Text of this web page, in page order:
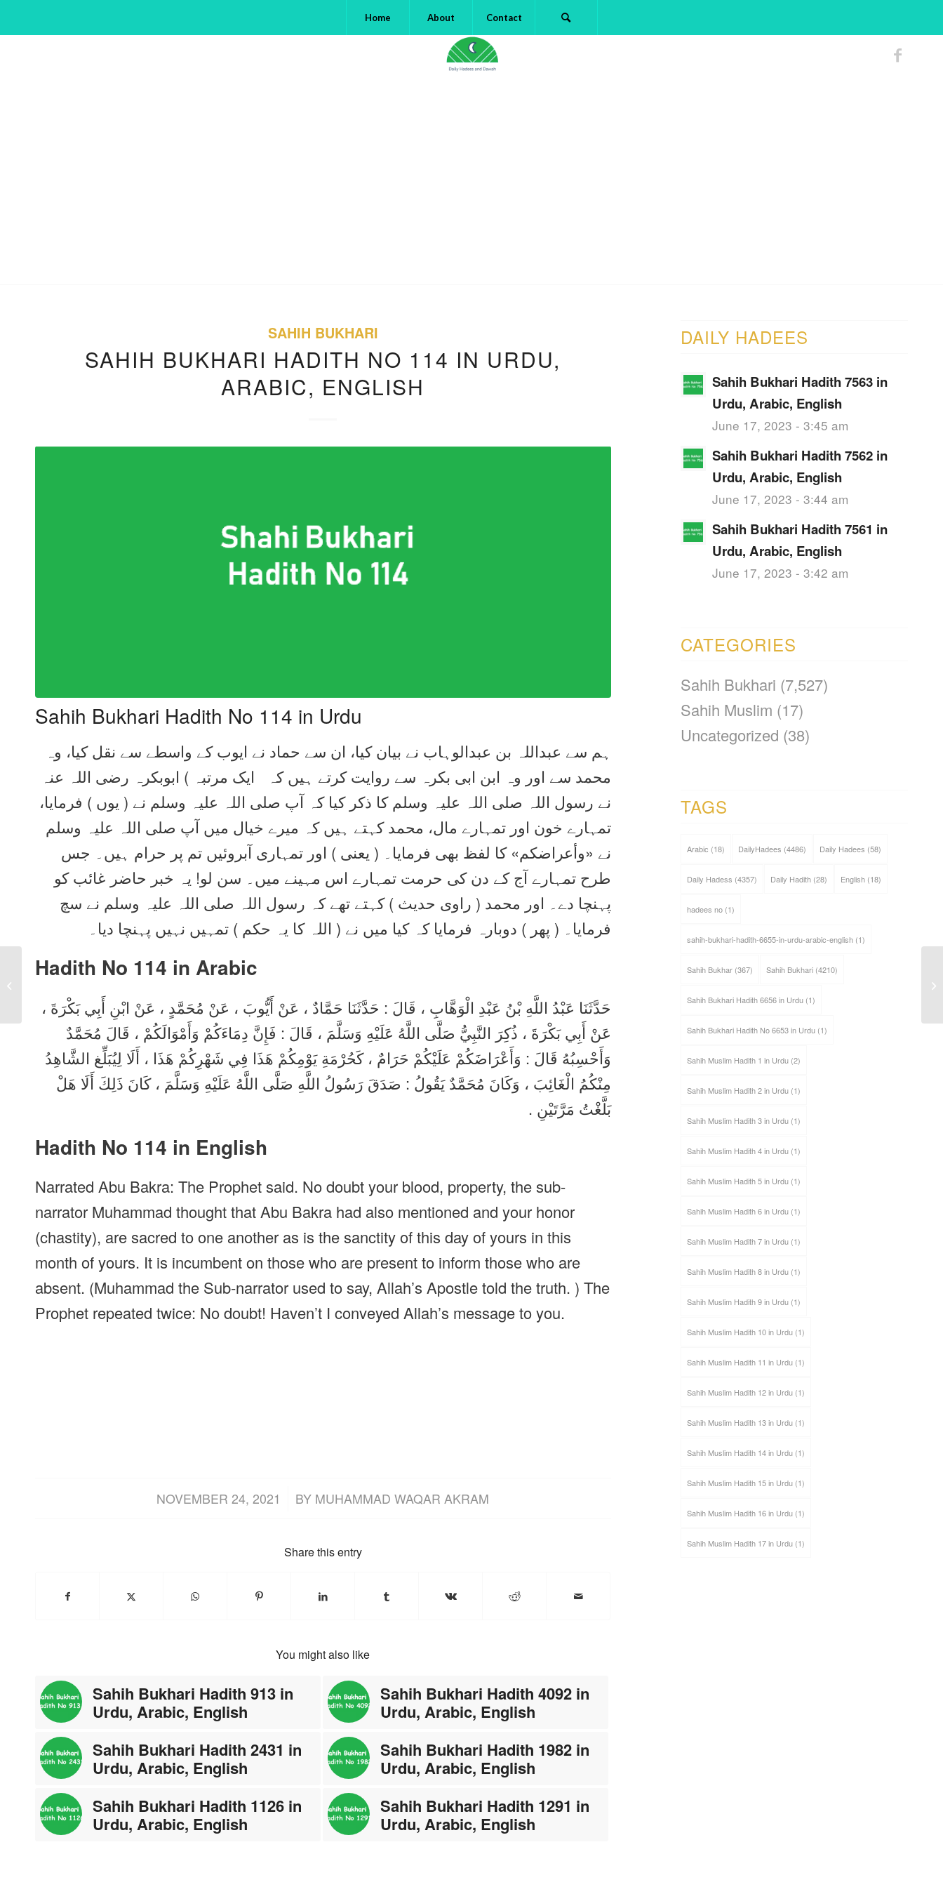
Home About Contact
SAHIH BUKHARI
SAHIH BUKHARI HADITH NO 114 IN URDU,
ARABIC, ENGLISH
Sahih Bukhari Hadith No 114 in Urdu
ہم سے عبداللہ بن عبدالوہاب نے بیان کیا، ان سے حماد نے ایوب کے واسطے سے نقل کیا، وہ
محمد سے اور وہ ابن ابی بکرہ سے روایت کرتے ہیں کہ ایک مرتبہ ) ابوبکرہ رضی اللہ عنہ
نے رسول اللہ صلی اللہ علیہ وسلم کا ذکر کیا کہ آپ صلی اللہ علیہ وسلم نے ( یوں ) فرمایا،
تمہارے خون اور تمہارے مال، محمد کہتے ہیں کہ میرے خیال میں آپ صلی اللہ علیہ وسلم
نے «وأعراضكم» کا لفظ بھی فرمایا۔ ( یعنی ) اور تمہاری آبروئیں تم پر حرام ہیں۔ جس
طرح تمہارے آج کے دن کی حرمت تمہارے اس مہینے میں۔ سن لو! یہ خبر حاضر غائب کو
پہنچا دے۔ اور محمد ( راوی حدیث ) کہتے تھے کہ رسول اللہ صلی اللہ علیہ وسلم نے سچ
فرمایا۔ ( پھر ) دوبارہ فرمایا کہ کیا میں نے ( اللہ کا یہ حکم ) تمہیں نہیں پہنچا دیا۔
Hadith No 114 in Arabic
حَدَّثَنَا عَبْدُ اللَّهِ بْنُ عَبْدِ الْوَهَّابِ ، قَالَ : حَدَّثَنَا حَمَّادٌ ، عَنْ أَيُّوبَ ، عَنْ مُحَمَّدٍ ، عَنْ ابْنِ أَبِي بَكْرَةَ ،
عَنْ أَبِي بَكْرَةَ ، ذُكِرَ النَّبِيُّ صَلَّى اللَّهُ عَلَيْهِ وَسَلَّمَ ، قَالَ : فَإِنَّ دِمَاءَكُمْ وَأَمْوَالَكُمْ ، قَالَ مُحَمَّدٌ
وَأَحْسِبُهُ قَالَ : وَأَعْرَاضَكُمْ عَلَيْكُمْ حَرَامٌ ، كَحُرْمَةِ يَوْمِكُمْ هَذَا فِي شَهْرِكُمْ هَذَا ، أَلَا لِيُبَلِّغ الشَّاهِدُ
مِنْكُمُ الْغَائِبَ ، وَكَانَ مُحَمَّدٌ يَقُولُ : صَدَقَ رَسُولُ اللَّهِ صَلَّى اللَّهُ عَلَيْهِ وَسَلَّمَ ، كَانَ ذَلِكَ أَلَا هَلْ
بَلَّغْتُ مَرَّتَيْنِ .
Hadith No 114 in English
Narrated Abu Bakra: The Prophet said. No doubt your blood, property, the sub-
narrator Muhammad thought that Abu Bakra had also mentioned and your honor
(chastity), are sacred to one another as is the sanctity of this day of yours in this
month of yours. It is incumbent on those who are present to inform those who are
absent. (Muhammad the Sub-narrator used to say, Allah’s Apostle told the truth. ) The
Prophet repeated twice: No doubt! Haven’t I conveyed Allah’s message to you.
NOVEMBER 24, 2021
/ BY MUHAMMAD WAQAR AKRAM
Share this entry
You might also like
Sahih Bukhari Hadith 913 in
Urdu, Arabic, English
Sahih Bukhari Hadith 4092 in
Urdu, Arabic, English
Sahih Bukhari Hadith 2431 in
Urdu, Arabic, English
Sahih Bukhari Hadith 1982 in
Urdu, Arabic, English
Sahih Bukhari Hadith 1126 in
Urdu, Arabic, English
Sahih Bukhari Hadith 1291 in
Urdu, Arabic, English
DAILY HADEES
Sahih Bukhari Hadith 7563 in
Urdu, Arabic, English
June 17, 2023 - 3:45 am
Sahih Bukhari Hadith 7562 in
Urdu, Arabic, English
June 17, 2023 - 3:44 am
Sahih Bukhari Hadith 7561 in
Urdu, Arabic, English
June 17, 2023 - 3:42 am
CATEGORIES
Sahih Bukhari (7,527)
Sahih Muslim (17)
Uncategorized (38)
TAGS
Arabic (18) DailyHadees (4486) Daily Hadees (58)
Daily Hadess (4357) Daily Hadith(28) English(18)
hadees no(1)
sahih-bukhari-hadith-6655-in-urdu-arabic-english(1)
Sahih Bukhar(367) Sahih Bukhari(4210)
Sahih Bukhari Hadith 6656 in Urdu(1)
Sahih Bukhari Hadith No 6653 in Urdu(1)
Sahih Muslim Hadith 1 in Urdu(2)
Sahih Muslim Hadith 2 in Urdu(1)
Sahih Muslim Hadith 3 in Urdu(1)
Sahih Muslim Hadith 4 in Urdu(1)
Sahih Muslim Hadith 5 in Urdu(1)
Sahih Muslim Hadith 6 in Urdu(1)
Sahih Muslim Hadith 7 in Urdu(1)
Sahih Muslim Hadith 8 in Urdu(1)
Sahih Muslim Hadith 9 in Urdu(1)
Sahih Muslim Hadith 10 in Urdu(1)
Sahih Muslim Hadith 11 in Urdu(1)
Sahih Muslim Hadith 12 in Urdu(1)
Sahih Muslim Hadith 13 in Urdu(1)
Sahih Muslim Hadith 14 in Urdu(1)
Sahih Muslim Hadith 15 in Urdu(1)
Sahih Muslim Hadith 16 in Urdu(1)
Sahih Muslim Hadith 17 in Urdu(1)
Sahih Bukhari Hadith